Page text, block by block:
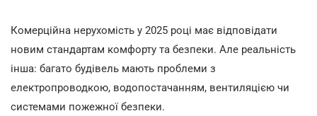
Комерційна нерухомість у 2025 році має відповідати
новим стандартам комфорту та безпеки. Але реальність
інша: багато будівель мають проблеми з
електропроводкою, водопостачанням, вентиляцією чи
системами пожежної безпеки.